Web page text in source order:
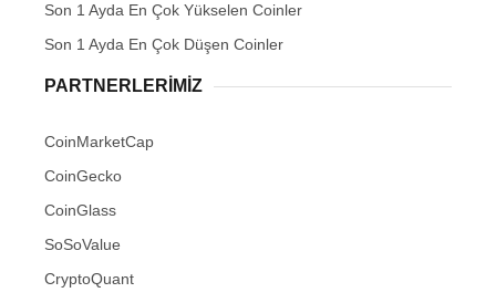
Son 1 Ayda En Çok Yükselen Coinler
Son 1 Ayda En Çok Düşen Coinler
PARTNERLERIMIZ
CoinMarketCap
CoinGecko
CoinGlass
SoSoValue
CryptoQuant